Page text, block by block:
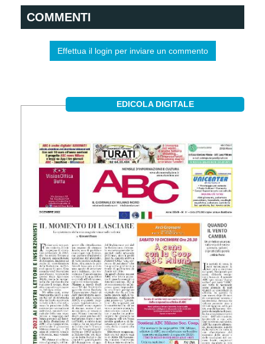
COMMENTI
Effettua il login per inviare un commento
EDICOLA DIGITALE